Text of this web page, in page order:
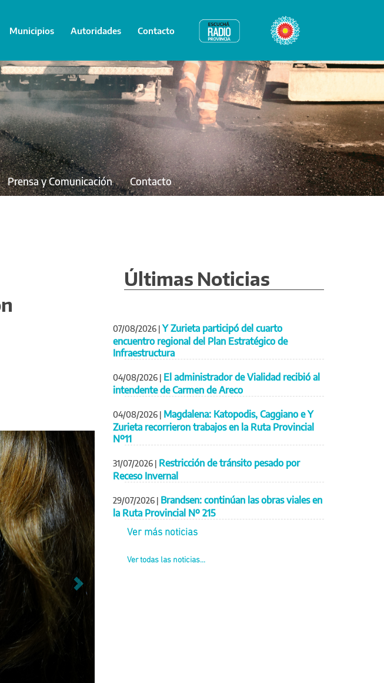
Municipios Autoridades Contacto Radio Provincia Bicentenario
Prensa y Comunicación Contacto
Siguiente
Últimas Noticias
07/08/2026 | Y Zurieta participó del cuarto
encuentro regional del Plan Estratégico de
Infraestructura
04/08/2026 | El administrador de Vialidad recibió al
intendente de Carmen de Areco
04/08/2026 | Magdalena: Katopodis, Caggiano e Y
Zurieta recorrieron trabajos en la Ruta Provincial
Nº11
31/07/2026 | Restricción de tránsito pesado por
Receso Invernal
29/07/2026 | Brandsen: continúan las obras viales en
la Ruta Provincial Nº 215
Ver más noticias
Ver todas las noticias...